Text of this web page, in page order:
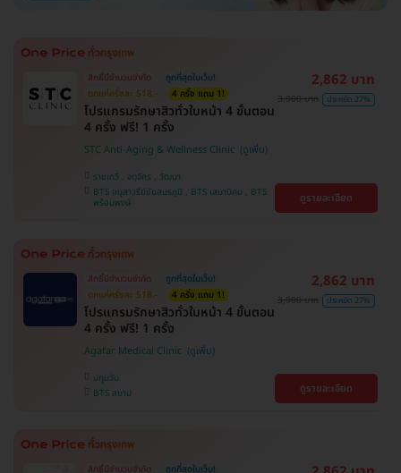
สิทธิ์มีจำนวนจำกัด
ถูกที่สุดในเว็บ!
ตกแค่ครั้งละ 518.-
4 ครั้ง แถม 1!
โปรแกรมรักษาสิวทั่วใบหน้า 4 ขั้นตอน
4 ครั้ง ฟรี! 1 ครั้ง
STC Anti-Aging & Wellness Clinic
ราชเทวี , จตุจักร , วัฒนา
BTS อนุสาวรีย์ชัยสมรภูมิ , BTS เสนานิคม , BTS
พร้อมพงษ์
2,862 บาท
3,900 บาท ประหยัด 27%
ดูรายละเอียด
สิทธิ์มีจำนวนจำกัด
ถูกที่สุดในเว็บ!
ตกแค่ครั้งละ 518.-
4 ครั้ง แถม 1!
โปรแกรมรักษาสิวทั่วใบหน้า 4 ขั้นตอน
4 ครั้ง ฟรี! 1 ครั้ง
Agafar Medical Clinic
ปทุมวัน
BTS สยาม
2,862 บาท
3,900 บาท ประหยัด 27%
ดูรายละเอียด
สิทธิ์มีจำนวนจำกัด
ถูกที่สุดในเว็บ!